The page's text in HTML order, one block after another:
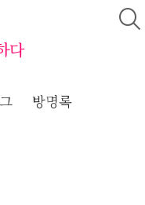
다
방명록